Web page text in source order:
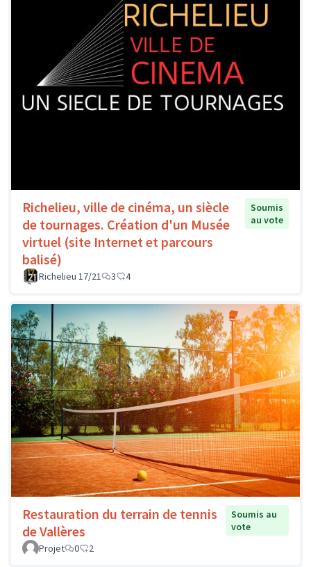
Richelieu, ville de cinéma, un siècle
de tournages. Création d'un Musée
virtuel (site Internet et parcours
balisé)
Soumis
au vote
Richelieu 17/21 3 4
Restauration du terrain de tennis
de Vallères
Soumis au
vote
Projet
0 2